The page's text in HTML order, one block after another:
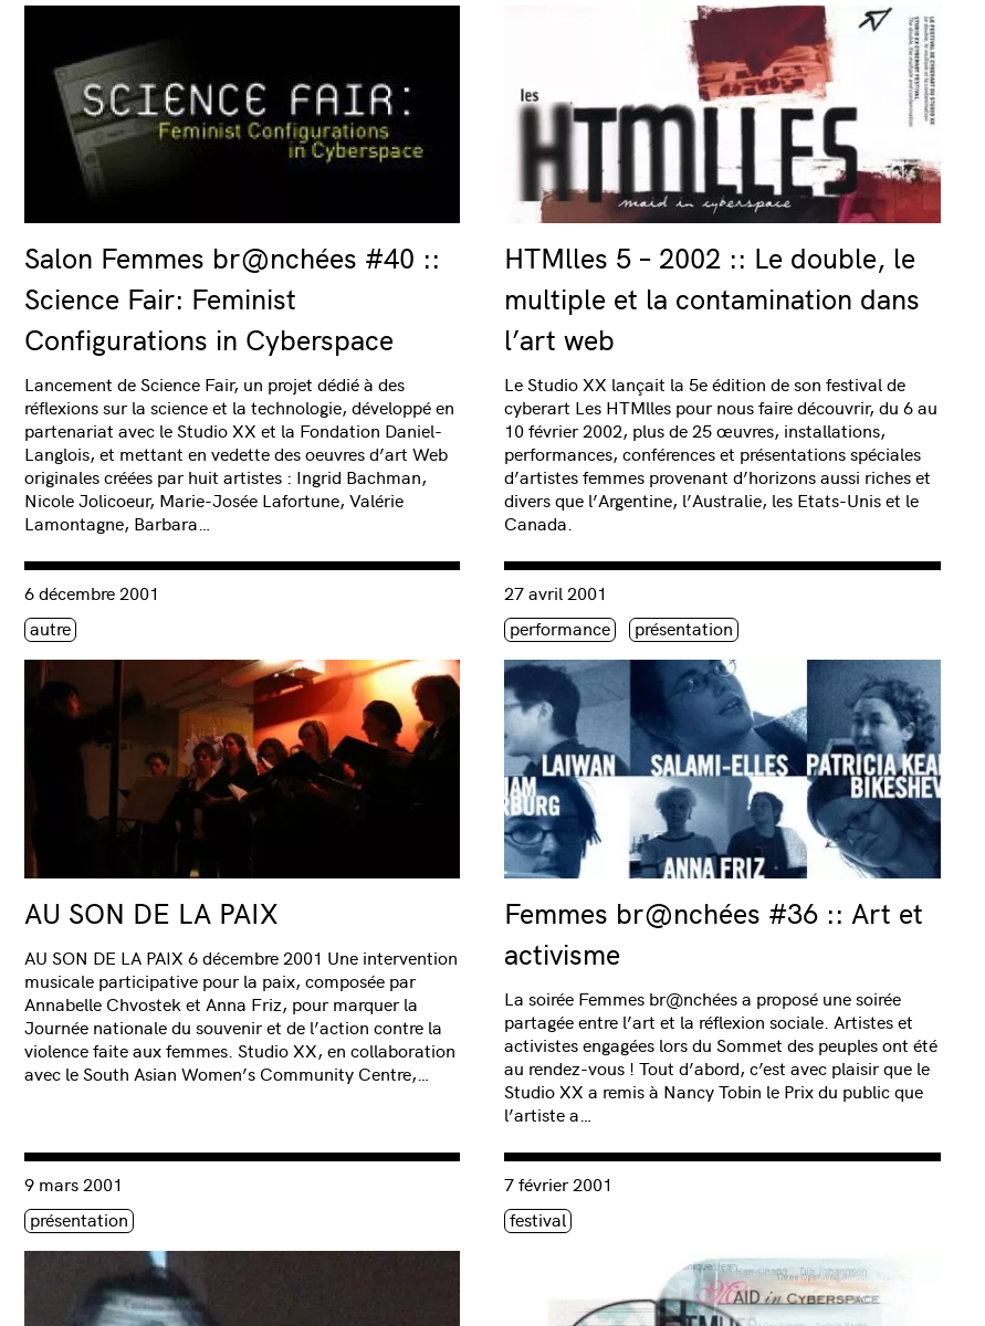
Salon Femmes br@nchées #40 ::
Science Fair: Feminist
Configurations in Cyberspace
Lancement de Science Fair, un projet dédié à des
réflexions sur la science et la technologie, développé en
partenariat avec le Studio XX et la Fondation Daniel-
Langlois, et mettant en vedette des oeuvres d’art Web
originales créées par huit artistes : Ingrid Bachman,
Nicole Jolicoeur, Marie-Josée Lafortune, Valérie
Lamontagne, Barbara…
HTMlles 5 – 2002 :: Le double, le
multiple et la contamination dans
l’art web
Le Studio XX lançait la 5e édition de son festival de
cyberart Les HTMlles pour nous faire découvrir, du 6 au
10 février 2002, plus de 25 œuvres, installations,
performances, conférences et présentations spéciales
d’artistes femmes provenant d’horizons aussi riches et
divers que l’Argentine, l’Australie, les Etats-Unis et le
Canada.
AU SON DE LA PAIX
Consulter « AU SON DE LA PAIX »
6 décembre 2001
Étiquette(s)
autre
AU SON DE LA PAIX 6 décembre 2001 Une intervention
musicale participative pour la paix, composée par
Annabelle Chvostek et Anna Friz, pour marquer la
Journée nationale du souvenir et de l’action contre la
violence faite aux femmes. Studio XX, en collaboration
avec le South Asian Women’s Community Centre,…
Femmes br@nchées #36 :: Art et
activisme
Consulter « Femmes br@nchées #36 :: Art et activisme »
27 avril 2001
Étiquette(s)
performance présentation
La soirée Femmes br@nchées a proposé une soirée
partagée entre l’art et la réflexion sociale. Artistes et
activistes engagées lors du Sommet des peuples ont été
au rendez-vous ! Tout d’abord, c’est avec plaisir que le
Studio XX a remis à Nancy Tobin le Prix du public que
l’artiste a…
Consulter « Femmes br@nchées #35 :: Célébration et solidarité / Journée internationale des femmes »
9 mars 2001
Étiquette(s)
présentation
Consulter « HTMlles Maid in Cyberspace 4 – 2001 ::
7 février 2001
Étiquette(s)
festival